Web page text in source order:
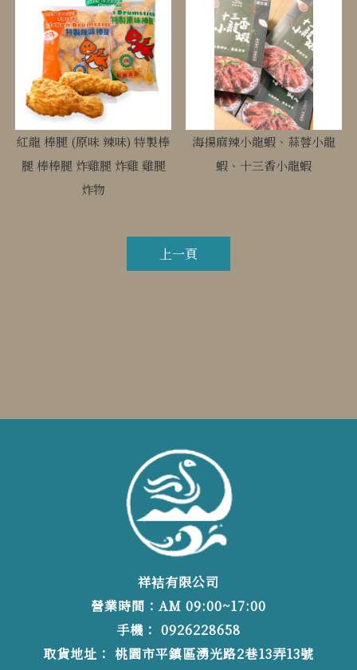
紅龍 棒腿 (原味 辣味) 特製棒
腿 棒棒腿 炸雞腿 炸雞 雞腿
炸物
海揚麻辣小龍蝦、蒜蓉小龍
蝦、十三香小龍蝦
上一頁
祥袺有限公司
營業時間：AM 09:00~17:00
0926228658
桃園市平鎮區湧光路2巷13弄13號